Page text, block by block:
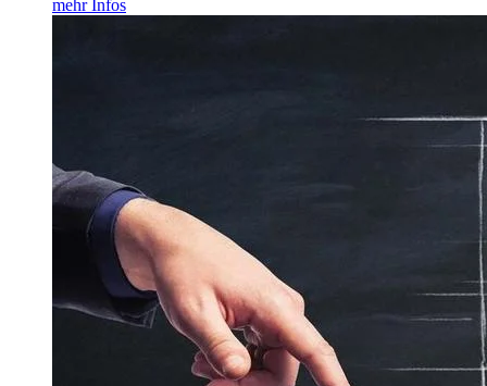
mehr Infos